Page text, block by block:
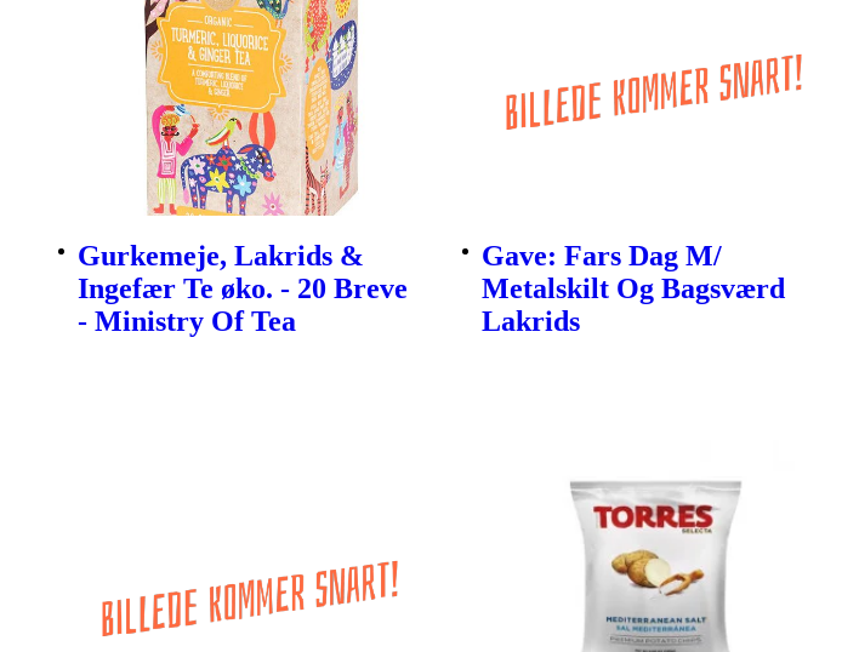
Gurkemeje, Lakrids &
Ingefær Te øko. - 20 Breve
- Ministry Of Tea
Gave: Fars Dag M/
Metalskilt Og Bagsværd
Lakrids